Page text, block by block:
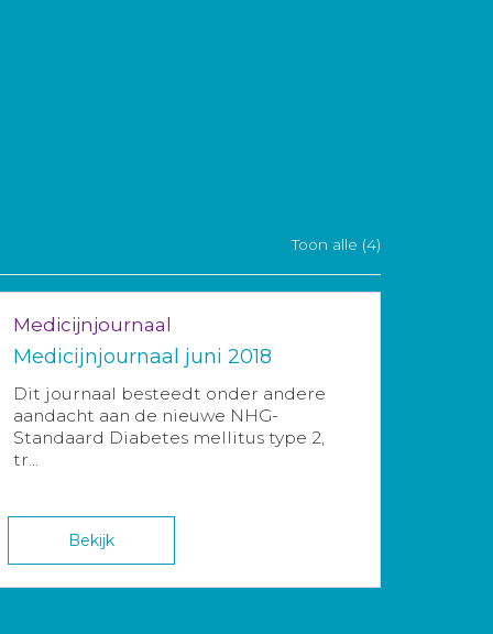
Toon alle (4)
Medicijnjournaal
Medicijnjournaal juni 2018
Dit journaal besteedt onder andere
aandacht aan de nieuwe NHG-
Standaard Diabetes mellitus type 2,
tr...
Bekijk